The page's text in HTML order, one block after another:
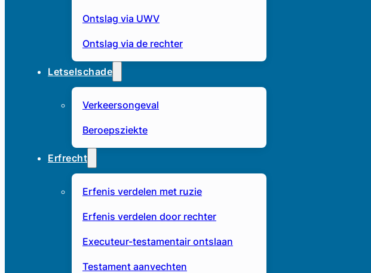
Ontslag via UWV
Ontslag via de rechter
Letselschade
Verkeersongeval
Beroepsziekte
Erfrecht
Erfenis verdelen met ruzie
Erfenis verdelen door rechter
Executeur-testamentair ontslaan
Testament aanvechten